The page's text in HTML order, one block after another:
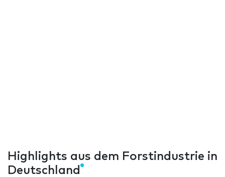
Highlights aus dem Forstindustrie in
Deutschland